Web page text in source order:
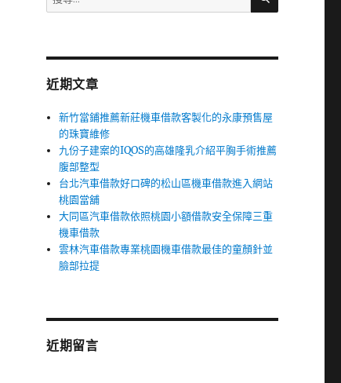
尋
字:
近期文章
新竹當鋪推薦新莊機車借款客製化的永康預售屋
的珠寶維修
九份子建案的IQOS的高雄隆乳介紹平胸手術推薦
腹部整型
台北汽車借款好口碑的松山區機車借款進入網站
桃園當舖
大同區汽車借款依照桃園小額借款安全保障三重
機車借款
雲林汽車借款專業桃園機車借款最佳的童顏針並
臉部拉提
近期留言